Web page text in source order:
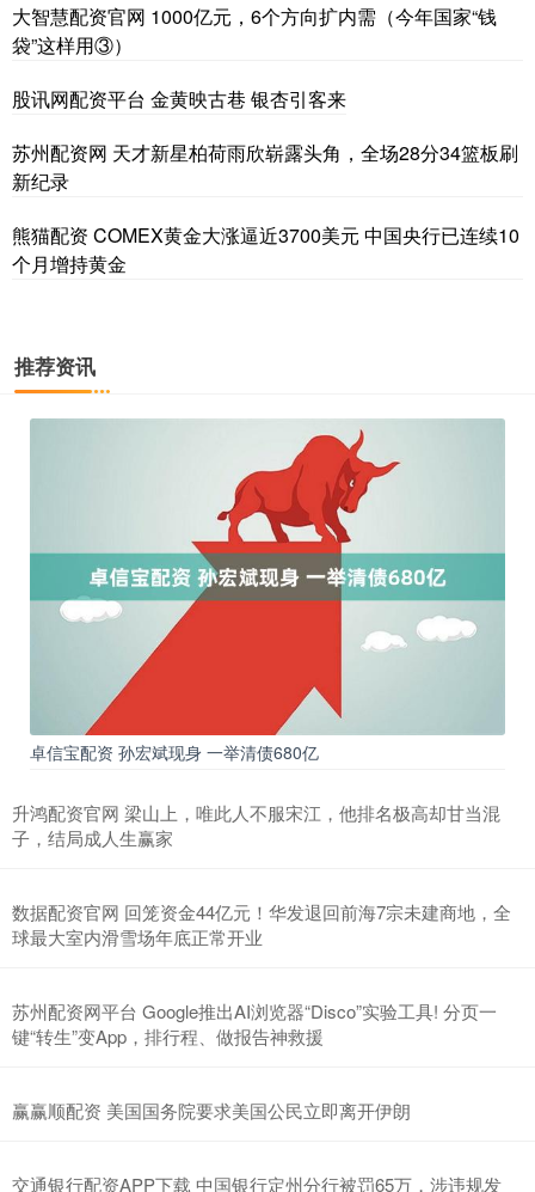
大智慧配资官网 1000亿元，6个方向扩内需（今年国家“钱
袋”这样用③）
股讯网配资平台 金黄映古巷 银杏引客来
苏州配资网 天才新星柏荷雨欣崭露头角，全场28分34篮板刷
新纪录
熊猫配资 COMEX黄金大涨逼近3700美元 中国央行已连续10
个月增持黄金
推荐资讯
卓信宝配资 孙宏斌现身 一举清债680亿
升鸿配资官网 梁山上，唯此人不服宋江，他排名极高却甘当混
子，结局成人生赢家
数据配资官网 回笼资金44亿元！华发退回前海7宗未建商地，全
球最大室内滑雪场年底正常开业
苏州配资网平台 Google推出AI浏览器“Disco”实验工具! 分页一
键“转生”变App，排行程、做报告神救援
赢赢顺配资 美国国务院要求美国公民立即离开伊朗
交通银行配资APP下载 中国银行定州分行被罚65万，涉违规发